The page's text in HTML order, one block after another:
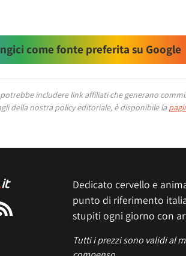
come fonte preferita su Google
includere link affiliati che generano
della nostra policy editoriale, è disponibile la
Dedicato cervello e
punto di riferimento
stupiti ogni giorno con
Tutti i prezzi sono validi al